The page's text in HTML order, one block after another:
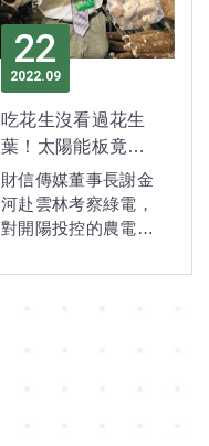
22
09
2022
吃花生沒看過花生
葉！太陽能板竟能
種香菇 謝金河：魚
農電共生這項最值
得投資
財信傳媒董事長謝金
河赴雲林考察綠電，
對開陽投控的農電共